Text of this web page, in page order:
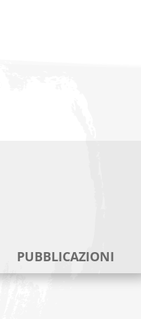
PUBBLICAZIONI